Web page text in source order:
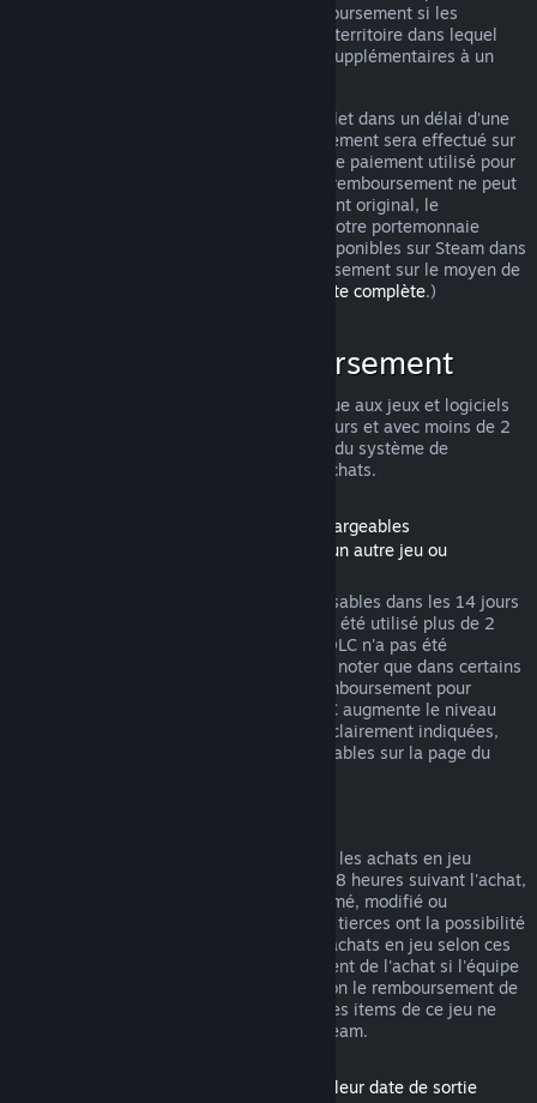
pouvez tout de même demander un remboursement si les
conditions ne sont pas remplies. Selon le territoire dans lequel
vous vivez, vous pouvez avoir des droits supplémentaires à un
Vous obtiendrez un remboursement complet dans un délai d'une
semaine après approbation. Le remboursement sera effectué sur
le portemonnaie Steam ou sur le moyen de paiement utilisé pour
l'achat. Si pour une raison quelconque le remboursement ne peut
pas être effectué sur le moyen de paiement original, le
remboursement intégral sera réalisé sur votre portemonnaie
Steam. (Certains moyens de paiement disponibles sur Steam dans
votre pays ne permettent pas de remboursement sur le moyen de
Cliquez ici pour une liste complète.)
Conditions de remboursement
L'offre de remboursement Steam s'applique aux jeux et logiciels
du magasin Steam achetés dans les 14 jours et avec moins de 2
heures d'utilisation. Voici un récapitulatif du système de
remboursement pour les autres types d'achats.
Remboursement pour les contenus téléchargeables
(Contenu du magasin Steam nécessitant un autre jeu ou
Les DLC achetés sur Steam sont remboursables dans les 14 jours
suivant l'achat et si le jeu de base n'a pas été utilisé plus de 2
heures après l'achat du DLC, tant que le DLC n'a pas été
consommé, modifié ou transféré. Veuillez noter que dans certains
cas, Steam ne pourra pas proposer de remboursement pour
certains DLC tiers (par exemple, si un DLC augmente le niveau
d'un personnage). Ces exceptions seront clairement indiquées,
avant l'achat, comme étant non remboursables sur la page du
Steam propose des remboursements pour les achats en jeu
effectués dans les jeux Valve durant les 48 heures suivant l'achat,
tant que l'item en jeu n'a pas été consommé, modifié ou
transféré. Les équipes de développement tierces ont la possibilité
d'autoriser les remboursements pour les achats en jeu selon ces
mêmes termes. Steam indiquera au moment de l'achat si l'équipe
de développement du jeu a autorisé ou non le remboursement de
l'item. Dans le cas contraire, les achats des items de ce jeu ne
pourront pas vous être remboursés via Steam.
Remboursement des titres achetés avant leur date de sortie